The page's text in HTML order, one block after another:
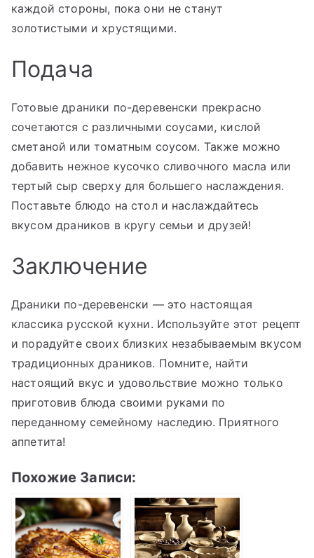
каждой стороны, пока они не станут
золотистыми и хрустящими.
Подача
Готовые драники по-деревенски прекрасно
сочетаются с различными соусами, кислой
сметаной или томатным соусом. Также можно
добавить нежное кусочко сливочного масла или
тертый сыр сверху для большего наслаждения.
Поставьте блюдо на стол и наслаждайтесь
вкусом драников в кругу семьи и друзей!
Заключение
Драники по-деревенски — это настоящая
классика русской кухни. Используйте этот рецепт
и порадуйте своих близких незабываемым вкусом
традиционных драников. Помните, найти
настоящий вкус и удовольствие можно только
приготовив блюда своими руками по
переданному семейному наследию. Приятного
аппетита!
Похожие Записи: